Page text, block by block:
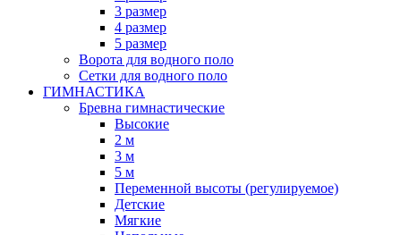
3 размер
4 размер
5 размер
Ворота для водного поло
Сетки для водного поло
ГИМНАСТИКА
Бревна гимнастические
Высокие
2 м
3 м
5 м
Переменной высоты (регулируемое)
Детские
Мягкие